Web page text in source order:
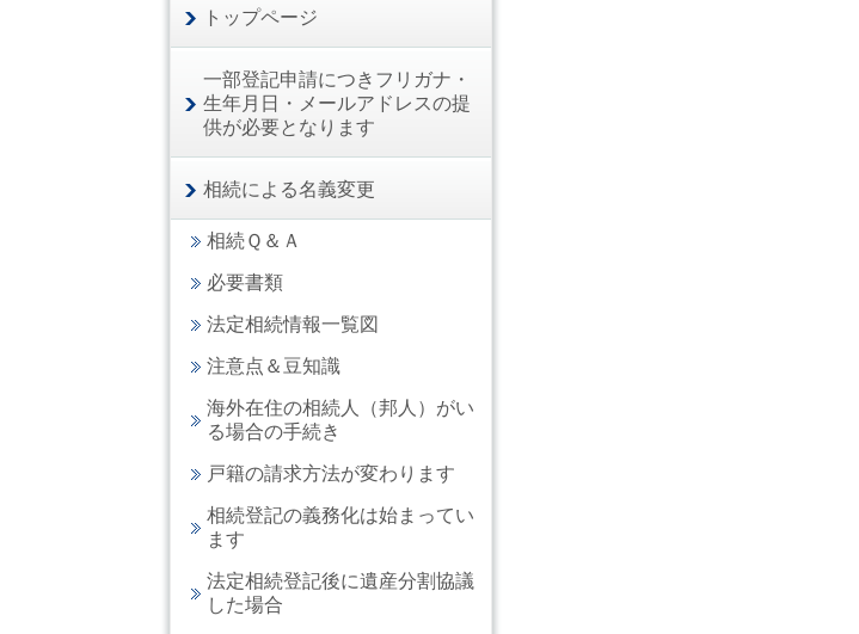
トップページ
一部登記申請につきフリガナ・
生年月日・メールアドレスの提
供が必要となります
相続による名義変更
相続Ｑ＆Ａ
必要書類
法定相続情報一覧図
注意点＆豆知識
海外在住の相続人（邦人）がい
る場合の手続き
戸籍の請求方法が変わります
相続登記の義務化は始まってい
ます
法定相続登記後に遺産分割協議
した場合